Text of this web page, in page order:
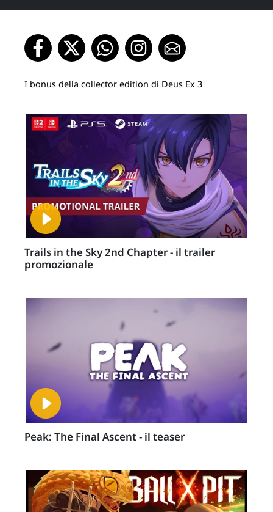
I bonus della collector edition di Deus Ex 3
Trails in the Sky 2nd Chapter - il trailer
promozionale
Peak: The Final Ascent - il teaser